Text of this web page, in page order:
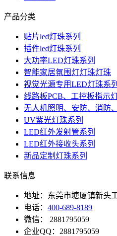
产品分类
贴片led灯珠系列
插件led灯珠系列
大功率LED灯珠系列
智能家居氛围灯灯珠灯珠
视觉光源专用LED灯珠系列
线路板PCB、工控板指示
无人机照明、安防、消防
UV紫光灯珠系列
LED红外发射管系列
LED红外接收头系列
新品定制灯珠系列
联系信息
地址：东莞市塘厦镇新头
电话： 400-689-8189
微信： 2881795059
企业QQ：2881795059